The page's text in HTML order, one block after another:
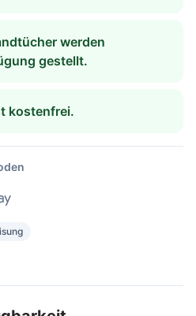
werden
gestellt.
kostenfrei.